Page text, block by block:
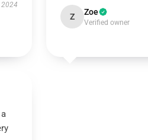
2024
Z Zoe
Verified owner